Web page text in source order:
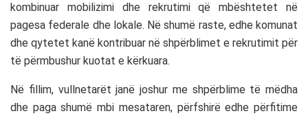
kombinuar mobilizimi dhe rekrutimi që mbështetet në
pagesa federale dhe lokale. Në shumë raste, edhe komunat
dhe qytetet kanë kontribuar në shpërblimet e rekrutimit për
të përmbushur kuotat e kërkuara.
Në fillim, vullnetarët janë joshur me shpërblime të mëdha
dhe paga shumë mbi mesataren, përfshirë edhe përfitime